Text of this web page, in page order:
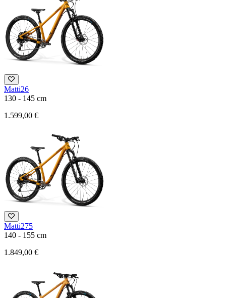
Matti26
130 - 145 cm
1.599,00 €
Matti275
140 - 155 cm
1.849,00 €